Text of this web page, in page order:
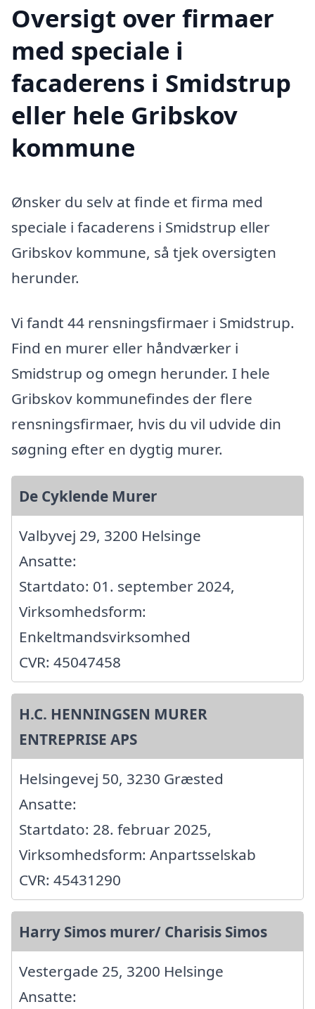
Oversigt over firmaer
med speciale i
facaderens i Smidstrup
eller hele Gribskov
kommune
Ønsker du selv at finde et firma med
speciale i facaderens i Smidstrup eller
Gribskov kommune, så tjek oversigten
herunder.
Vi fandt 44 rensningsfirmaer i Smidstrup.
Find en murer eller håndværker i
Smidstrup og omegn herunder. I hele
Gribskov kommunefindes der flere
rensningsfirmaer, hvis du vil udvide din
søgning efter en dygtig murer.
De Cyklende Murer
Valbyvej 29, 3200 Helsinge
Ansatte:
Startdato: 01. september 2024,
Virksomhedsform:
Enkeltmandsvirksomhed
CVR: 45047458
H.C. HENNINGSEN MURER
ENTREPRISE APS
Helsingevej 50, 3230 Græsted
Ansatte:
Startdato: 28. februar 2025,
Virksomhedsform: Anpartsselskab
CVR: 45431290
Harry Simos murer/ Charisis Simos
Vestergade 25, 3200 Helsinge
Ansatte: